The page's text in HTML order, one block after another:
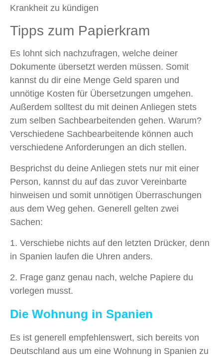
Krankheit zu kündigen
Tipps zum Papierkram
Es lohnt sich nachzufragen, welche deiner
Dokumente übersetzt werden müssen. Somit
kannst du dir eine Menge Geld sparen und
unnötige Kosten für Übersetzungen umgehen.
Außerdem solltest du mit deinen Anliegen stets
zum selben Sachbearbeitenden gehen. Warum?
Verschiedene Sachbearbeitende können auch
verschiedene Anforderungen an dich stellen.
Besprichst du deine Anliegen stets nur mit einer
Person, kannst du auf das zuvor Vereinbarte
hinweisen und somit unnötigen Überraschungen
aus dem Weg gehen. Generell gelten zwei
Sachen:
1. Verschiebe nichts auf den letzten Drücker, denn
in Spanien laufen die Uhren anders.
2. Frage ganz genau nach, welche Papiere du
vorlegen musst.
Die Wohnung in Spanien
Es ist generell empfehlenswert, sich bereits von
Deutschland aus um eine Wohnung in Spanien zu